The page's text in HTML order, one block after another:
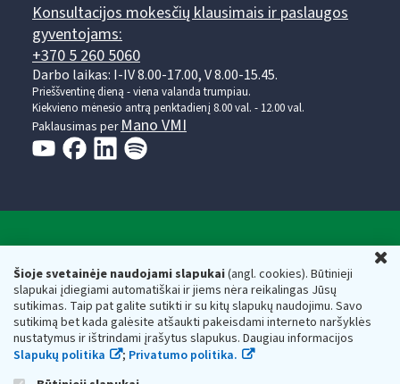
Šioje svetainėje naudojami slapukai(angl. cookies). Būtinieji
slapukai įdiegiami automatiškai ir jiems nėra reikalingas Jūsų
sutikimas. Taip pat galite sutikti ir su kitų slapukų naudojimu. Savo
sutikimą bet kada galėsite atšaukti pakeisdami interneto naršyklės
nustatymus ir ištrindami įrašytus slapukus. Daugiau informacijos
Slapukų politika
; Privatumo politika.
Konsultacijos mokesčių klausimais ir paslaugos
gyventojams:
+370 5 260 5060
Darbo laikas: I-IV 8.00-17.00, V 8.00-15.45.
Prieššventinę dieną - viena valanda trumpiau.
Kiekvieno mėnesio antrą penktadienį 8.00 val. - 12.00 val.
Paklausimas per Mano VMI
Respublikos finansų ministerijos
Biudžetinė įstaiga. Juridinio asmens kodas — 188659752,
adresas: Vasario 16-osios g. 14, 01107 Vilnius, Lietuva, el.paštas:
vmi@vmi.lt, E. pristatymo dėžutės adresas 188659752
Duomenys apie Valstybinę mokesčių inspekciją prie Lietuvos
Respublikos finansų ministerijos kaupiami ir saugomi Juridinių